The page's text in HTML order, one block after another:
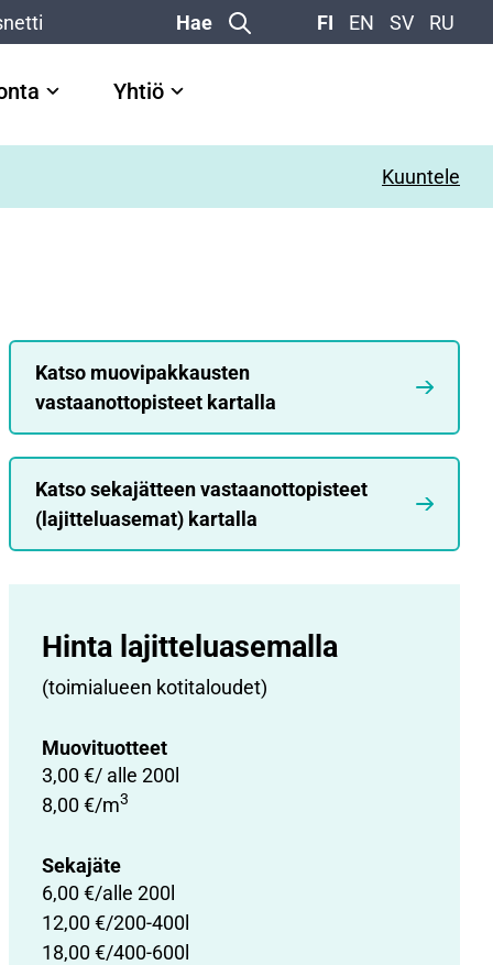
Hae FI EN SV RU
Yhtiö
Kuuntele
Katso muovipakkausten
vastaanottopisteet kartalla
Katso sekajätteen vastaanottopisteet
(lajitteluasemat) kartalla
Hinta lajittelu­asemalla
(toimialueen kotitaloudet)
Muovituotteet
3,00 €/ alle 200l
8,00 €/m3
Sekajäte
6,00 €/alle 200l
12,00 €/200-400l
18,00 €/400-600l